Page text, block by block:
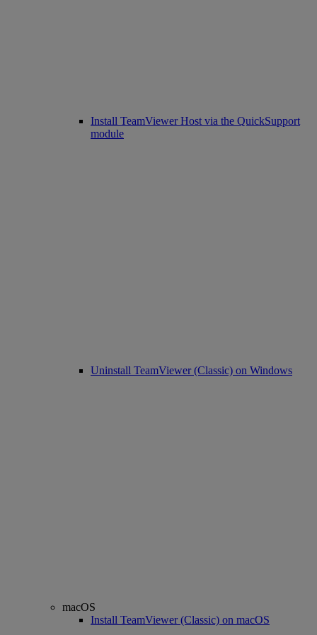
Install TeamViewer Host via the QuickSupport
module
Uninstall TeamViewer (Classic) on Windows
macOS
Install TeamViewer (Classic) on macOS